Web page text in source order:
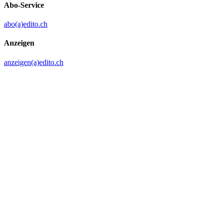
Abo-Service
abo(a)edito.ch
Anzeigen
anzeigen(a)edito.ch